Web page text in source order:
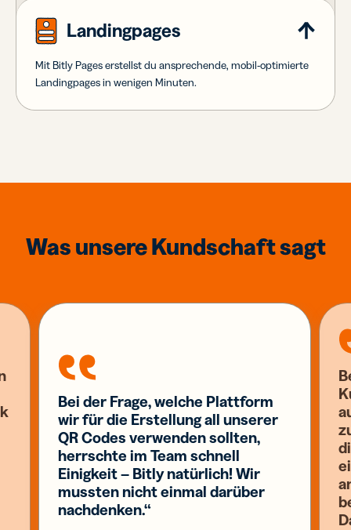
Landingpages
Mit Bitly Pages erstellst du ansprechende, mobil-optimierte
Landingpages in wenigen Minuten.
Was unsere Kundschaft sagt
Bei der Frage, welche Plattform
wir für die Erstellung all unserer
QR Codes verwenden sollten,
herrschte im Team schnell
Einigkeit – Bitly natürlich! Wir
mussten nicht einmal darüber
nachdenken.“